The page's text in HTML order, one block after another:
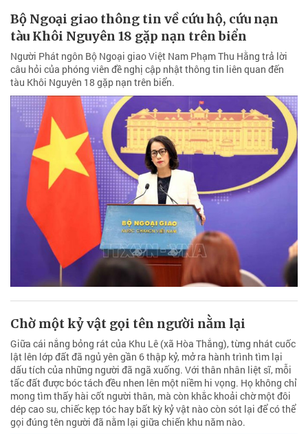
Bộ Ngoại giao thông tin về cứu hộ, cứu nạn
tàu Khôi Nguyên 18 gặp nạn trên biển
Người Phát ngôn Bộ Ngoại giao Việt Nam Phạm Thu Hằng trả lời
câu hỏi của phóng viên đề nghị cập nhật thông tin liên quan đến
tàu Khôi Nguyên 18 gặp nạn trên biển.
Chờ một kỷ vật gọi tên người nằm lại
Giữa cái nắng bỏng rát của Khu Lê (xã Hòa Thắng), từng nhát cuốc
lật lên lớp đất đã ngủ yên gần 6 thập kỷ, mở ra hành trình tìm lại
dấu tích của những người đã ngã xuống. Với thân nhân liệt sĩ, mỗi
tấc đất được bóc tách đều nhen lên một niềm hi vọng. Họ không chỉ
mong tìm thấy hài cốt người thân, mà còn khắc khoải chờ một đôi
dép cao su, chiếc kẹp tóc hay bất kỳ kỷ vật nào còn sót lại để có thể
gọi đúng tên người đã nằm lại giữa chiến khu năm nào.